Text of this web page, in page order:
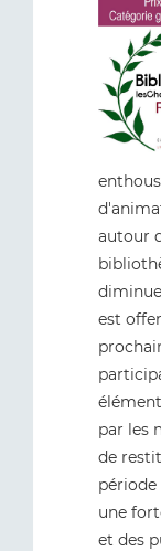
autour
est
par les
de
une
et des